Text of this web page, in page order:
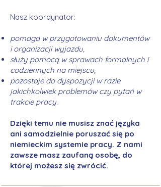
Nasz koordynator:
pomaga w przygotowaniu dokumentów
i organizacji wyjazdu,
służy pomocą w sprawach formalnych i
codziennych na miejscu,
pozostaje do dyspozycji w razie
jakichkolwiek problemów czy pytań w
trakcie pracy.
Dzięki temu nie musisz znać języka
ani samodzielnie poruszać się po
niemieckim systemie pracy. Z nami
zawsze masz zaufaną osobę, do
której możesz się zwrócić.